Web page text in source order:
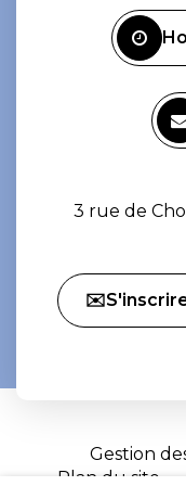
3 rue de
Gestion
Plan du site